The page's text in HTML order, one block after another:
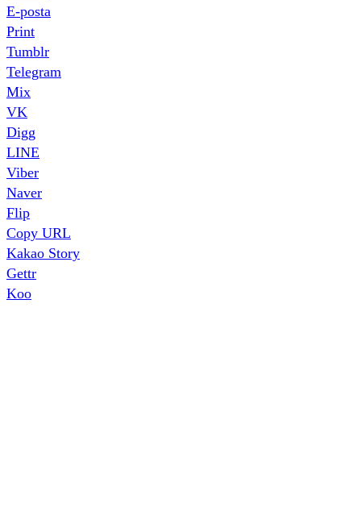
E-posta
Print
Tumblr
Telegram
Mix
VK
Digg
LINE
Viber
Naver
Flip
Copy URL
Kakao Story
Gettr
Koo